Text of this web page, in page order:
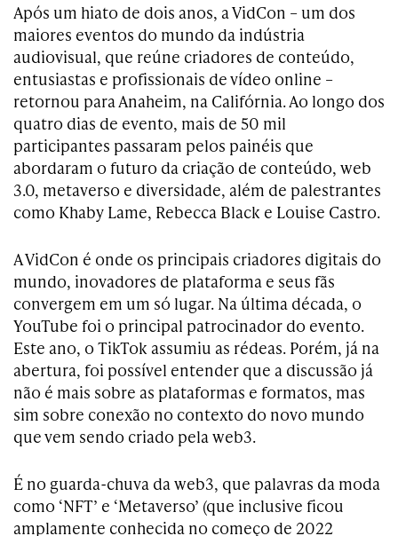
Após um hiato de dois anos, a VidCon – um dos
maiores eventos do mundo da indústria
audiovisual, que reúne criadores de conteúdo,
entusiastas e profissionais de vídeo online –
retornou para Anaheim, na Califórnia. Ao longo dos
quatro dias de evento, mais de 50 mil
participantes passaram pelos painéis que
abordaram o futuro da criação de conteúdo, web
3.0, metaverso e diversidade, além de palestrantes
como Khaby Lame, Rebecca Black e Louise Castro.
A VidCon é onde os principais criadores digitais do
mundo, inovadores de plataforma e seus fãs
convergem em um só lugar. Na última década, o
YouTube foi o principal patrocinador do evento.
Este ano, o TikTok assumiu as rédeas. Porém, já na
abertura, foi possível entender que a discussão já
não é mais sobre as plataformas e formatos, mas
sim sobre conexão no contexto do novo mundo
que vem sendo criado pela web3.
É no guarda-chuva da web3, que palavras da moda
como ‘NFT’ e ‘Metaverso’ (que inclusive ficou
amplamente conhecida no começo de 2022